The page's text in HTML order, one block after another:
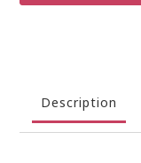
Description